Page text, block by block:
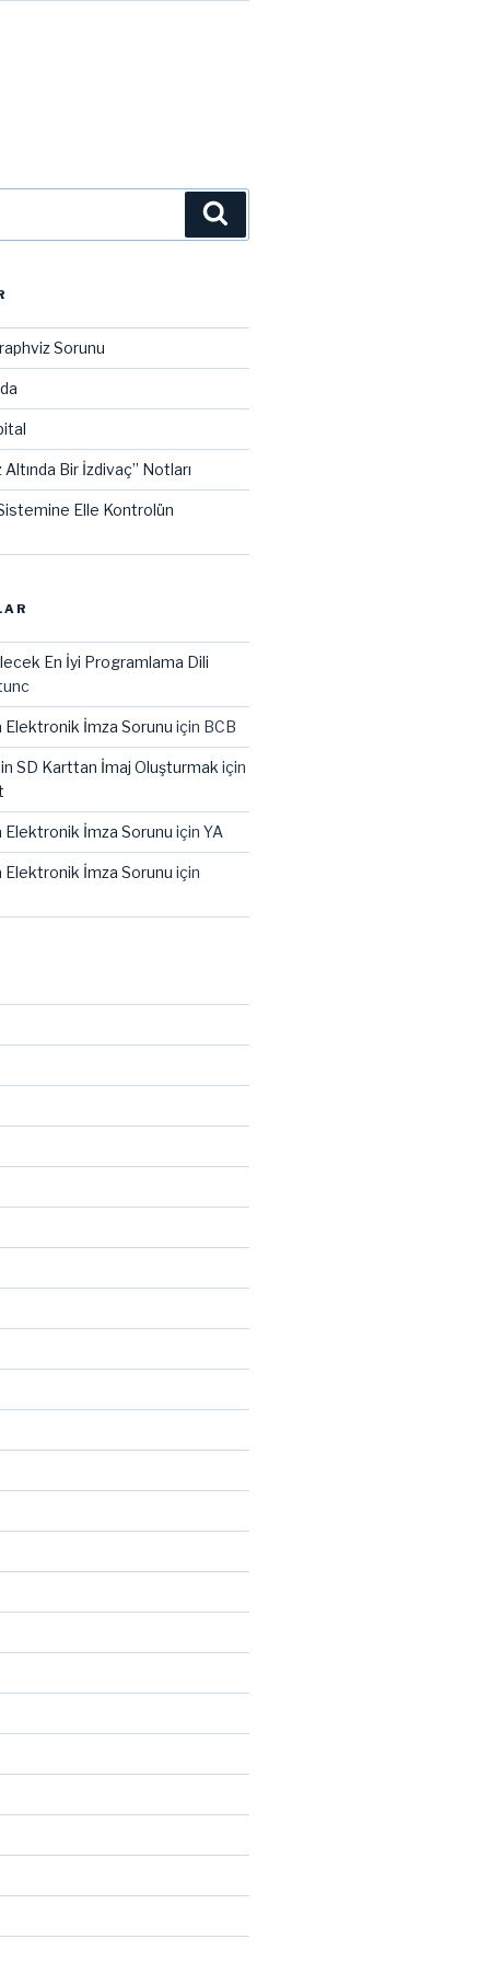
Sorunu
Altında Bir İzdivaç” Notları
Elle Kontrolün
En İyi Programlama Dili
Elektronik İmza Sorunu için BCB
SD Karttan İmaj Oluşturmak için
Elektronik İmza Sorunu için YA
Elektronik İmza Sorunu için